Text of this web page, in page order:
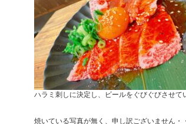
ハラミ刺しに決定し、ビールをぐびぐびさせて
焼いている写真が無く、申し訳ございません・